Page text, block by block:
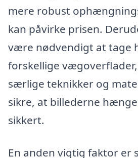
mere robust
kan påvirke prisen.
være nødvendigt at tage
forskellige
særlige teknikker og
sikre, at billederne
sikkert.
En anden vigtig faktor er